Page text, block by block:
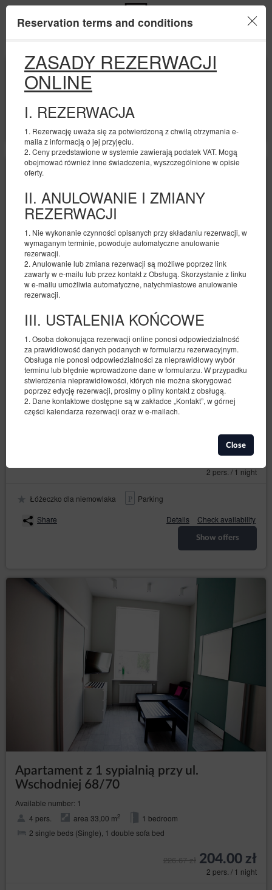
Reservation terms and conditions
ZASADY REZERWACJI
ONLINE
I. REZERWACJA
1. Rezerwację uważa się za potwierdzoną z chwilą otrzymania e-
maila z informacją o jej przyjęciu.
2. Ceny przedstawione w systemie zawierają podatek VAT. Mogą
obejmować również inne świadczenia, wyszczególnione w opisie
oferty.
II. ANULOWANIE I ZMIANY
REZERWACJI
1. Nie wykonanie czynności opisanych przy składaniu rezerwacji, w
wymaganym terminie, powoduje automatyczne anulowanie
rezerwacji.
2. Anulowanie lub zmiana rezerwacji są możliwe poprzez link
zawarty w e-mailu lub przez kontakt z Obsługą. Skorzystanie z linku
w e-mailu umożliwia automatyczne, natychmiastowe anulowanie
rezerwacji.
III. USTALENIA KOŃCOWE
1. Osoba dokonująca rezerwacji online ponosi odpowiedzialność
za prawidłowość danych podanych w formularzu rezerwacyjnym.
Obsługa nie ponosi odpowiedzialności za nieprawidłowy wybór
terminu lub błędnie wprowadzone dane w formularzu. W przypadku
stwierdzenia nieprawidłowości, których nie można skorygować
poprzez edycję rezerwacji, prosimy o pilny kontakt z obsługą.
2. Dane kontaktowe dostępne są w zakładce „Kontakt”, w górnej
części kalendarza rezerwacji oraz w e-mailach.
Close
BEGINNING
09
AUGUST
2026
END
NUMBER OF GUESTS
Apartament z 1 sypialnią przy ul.
Wschodniej
Available number: 1
4 pers.
area 40,00 m2
186.30 zł
2 pers. / 1 night
Łóżeczko dla niemowlaka
Parking
Share
Details Check availability
Show offers
Apartament z 1 sypialnią przy ul.
Wschodniej 68/70
Available number: 1
4 pers.
area 33,00 m2
1 bedroom
2 single beds (Single), 1 double sofa bed
226.67 zł 204.00 zł
2 pers. / 1 night